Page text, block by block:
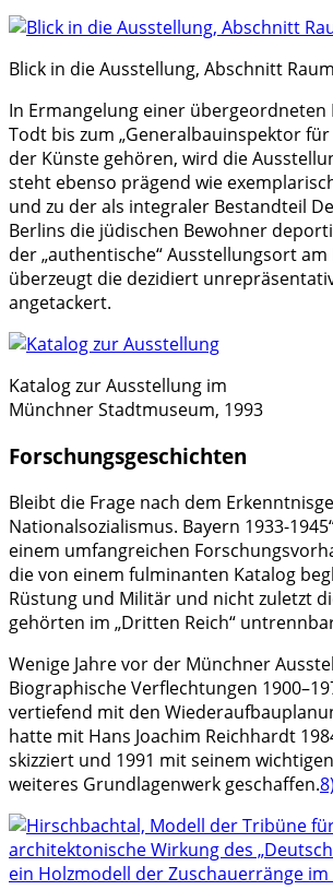
Blick in die Ausstellung, Abschnitt
In Ermangelung einer
Todt bis zum „Generalbauinspektor
der Künste gehören, wird die
steht ebenso prägend wie
und zu der als integraler Bestandteil
Berlins die jüdischen Bewohner
der „authentische“ Ausstellungsort
überzeugt die dezidiert
angetackert.
Katalog zur Ausstellung im
Münchner Stadtmuseum, 1993
Forschungsgeschichten
Bleibt die Frage nach dem
Nationalsozialismus. Bayern 1933-
einem umfangreichen
die von einem fulminanten Katalog
Rüstung und Militär und nicht zuletzt
gehörten im „Dritten Reich“
Wenige Jahre vor der Münchner
Biographische Verflechtungen
vertiefend mit den
hatte mit Hans Joachim Reichhardt
skizziert und 1991 mit seinem
weiteres Grundlagenwerk geschaffen.8)